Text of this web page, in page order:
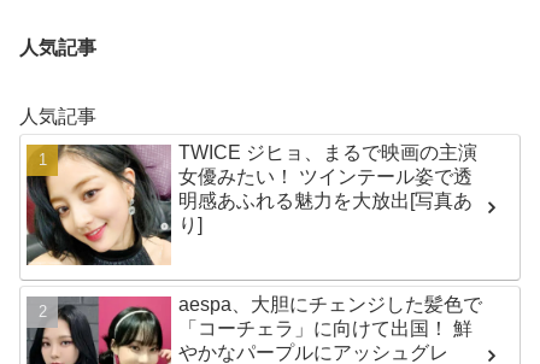
人気記事
人気記事
TWICE ジヒョ、まるで映画の主演
女優みたい！ ツインテール姿で透
明感あふれる魅力を大放出[写真あ
り]
aespa、大胆にチェンジした髪色で
「コーチェラ」に向けて出国！ 鮮
やかなパープルにアッシュグレ